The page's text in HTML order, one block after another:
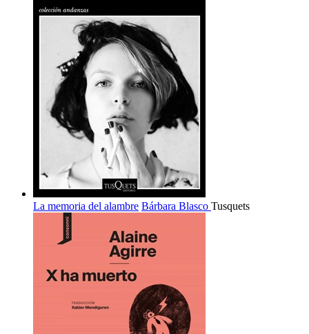
La memoria del alambre Bárbara Blasco Tusquets